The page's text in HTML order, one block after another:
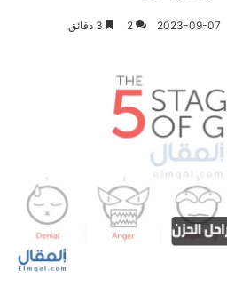
2023-09-07
2